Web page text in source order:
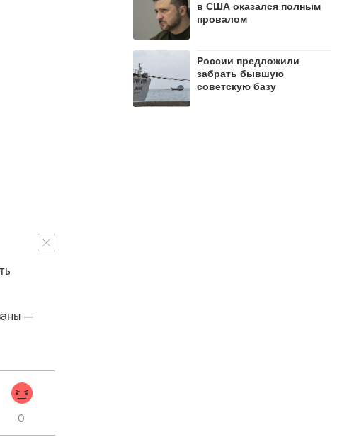
—
0
в США оказался полным
провалом
России предложили
забрать бывшую
советскую базу